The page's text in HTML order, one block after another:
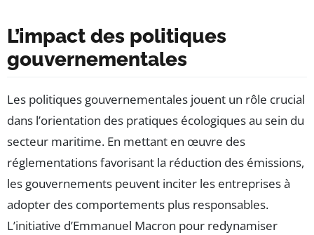
L’impact des politiques
gouvernementales
Les politiques gouvernementales jouent un rôle crucial
dans l’orientation des pratiques écologiques au sein du
secteur maritime. En mettant en œuvre des
réglementations favorisant la réduction des émissions,
les gouvernements peuvent inciter les entreprises à
adopter des comportements plus responsables.
L’initiative d’Emmanuel Macron pour redynamiser